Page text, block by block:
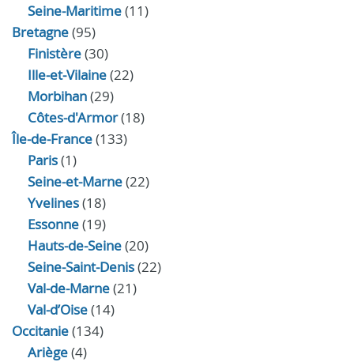
Seine-Maritime(11)
Bretagne(95)
Finistère(30)
Ille-et-Vilaine(22)
Morbihan(29)
Côtes-d'Armor(18)
Île-de-France(133)
Paris(1)
Seine-et-Marne(22)
Yvelines(18)
Essonne(19)
Hauts-de-Seine(20)
Seine-Saint-Denis(22)
Val-de-Marne(21)
Val-d’Oise(14)
Occitanie(134)
Ariège(4)